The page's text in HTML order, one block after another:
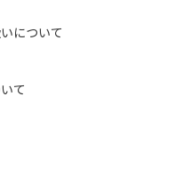
について
て